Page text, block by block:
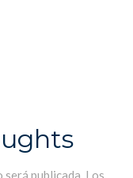
publicada. Los